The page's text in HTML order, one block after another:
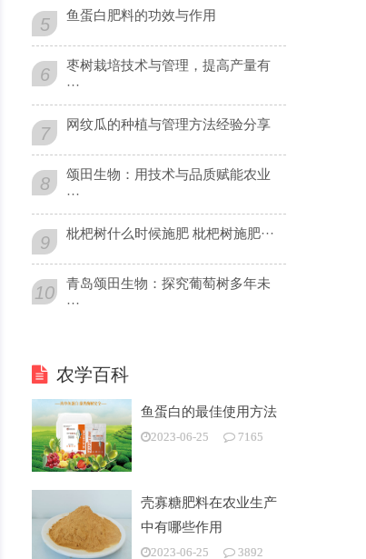
5 鱼蛋白肥料的功效与作用
6
枣树栽培技术与管理，提高产量有
···
7 网纹瓜的种植与管理方法经验分享
8
颂田生物：用技术与品质赋能农业
···
9 枇杷树什么时候施肥 枇杷树施肥···
10
青岛颂田生物：探究葡萄树多年未
···
农学百科
鱼蛋白的最佳使用方法
2023-06-25 7165
壳寡糖肥料在农业生产
中有哪些作用
2023-06-25 3892